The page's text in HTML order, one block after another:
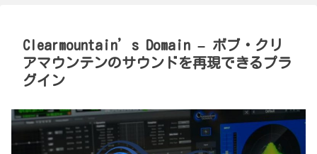
Clearmountain’s Domain – ボブ・クリ
アマウンテンのサウンドを再現できるプラ
グイン